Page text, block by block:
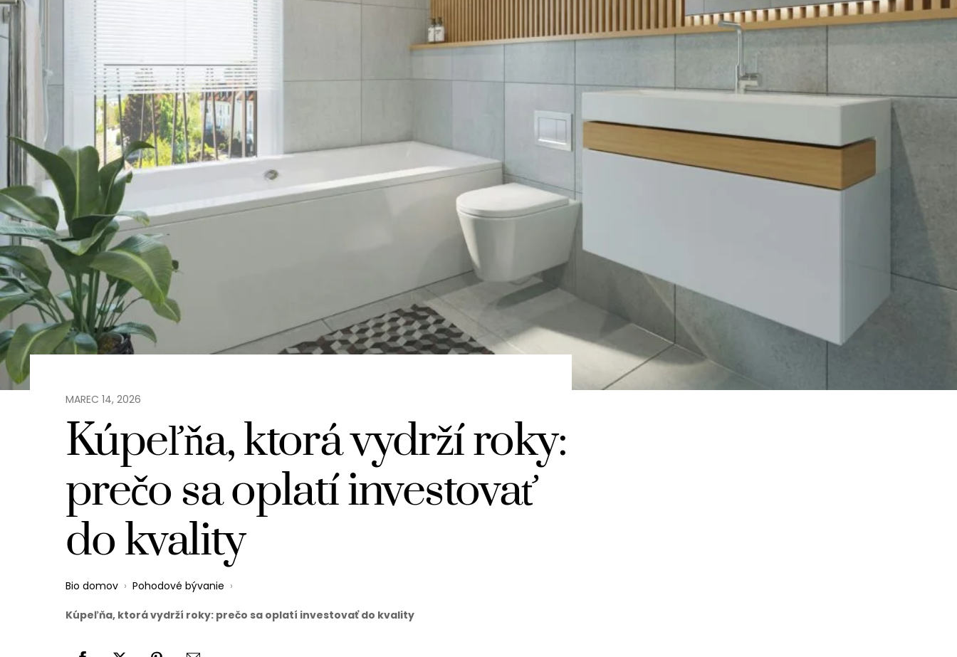
MAREC 14, 2026
Kúpeľňa, ktorá vydrží roky:
prečo sa oplatí investovať
do kvality
Bio domov › Pohodové bývanie ›
Kúpeľňa, ktorá vydrží roky: prečo sa oplatí investovať do kvality